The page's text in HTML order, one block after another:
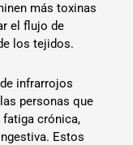
más toxinas
el flujo de
los tejidos.
infrarrojos
personas que
crónica,
Estos